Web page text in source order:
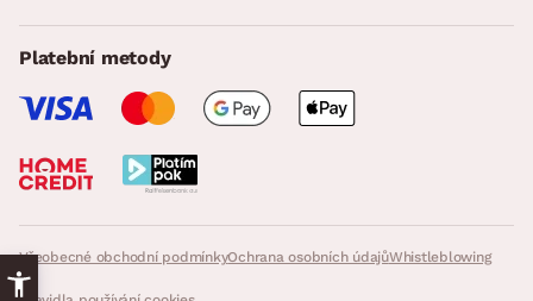
Všeobecné obchodní podmínkyOchrana osobních údajůWhistleblowing
Platební metody